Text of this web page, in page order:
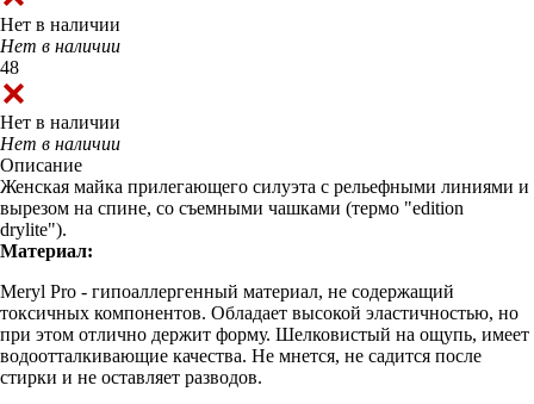
Нет в наличии
Нет в наличии
48
Нет в наличии
Нет в наличии
Описание
Женская майка прилегающего силуэта с рельефными линиями и
вырезом на спине, со съемными чашками (термо "edition
drylite").
Материал:
Meryl Pro - гипоаллергенный материал, не содержащий
токсичных компонентов. Обладает высокой эластичностью, но
при этом отлично держит форму. Шелковистый на ощупь, имеет
водоотталкивающие качества. Не мнется, не садится после
стирки и не оставляет разводов.